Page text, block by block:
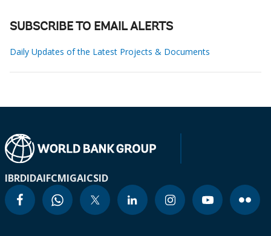
SUBSCRIBE TO EMAIL ALERTS
Daily Updates of the Latest Projects & Documents
IBRDIDAIFCMIGAICSID